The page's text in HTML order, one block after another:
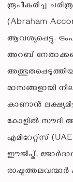
രൂപീകരിച്ച
(Abraham
ആവശ്യപ്പെട്ടു.
അറബ്
മാസങ്ങളായി
കാണാൻ
കോളിൽ
എമിറേറ്റ്‌സ്
ഈജിപ്ത്,